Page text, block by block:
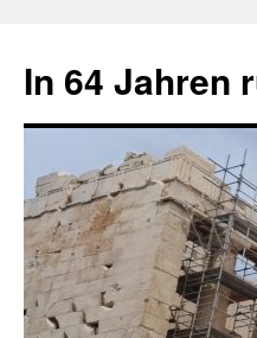
springen
In 64 Jahren